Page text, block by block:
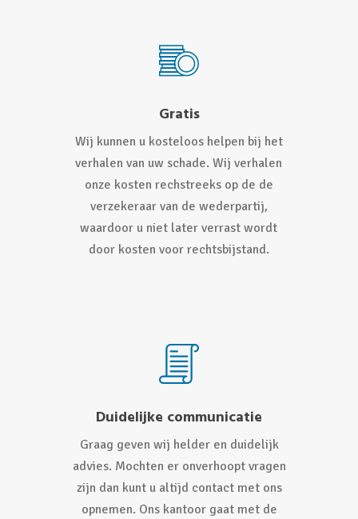
Gratis
Wij kunnen u kosteloos helpen bij het
verhalen van uw schade. Wij verhalen
onze kosten rechstreeks op de de
verzekeraar van de wederpartij,
waardoor u niet later verrast wordt
door kosten voor rechtsbijstand.
Duidelijke communicatie
Graag geven wij helder en duidelijk
advies. Mochten er onverhoopt vragen
zijn dan kunt u altijd contact met ons
opnemen. Ons kantoor gaat met de